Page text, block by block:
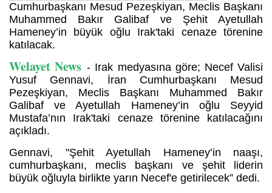
Cumhurbaşkanı Mesud Pezeşkiyan, Meclis Başkanı
Muhammed Bakır Galibaf ve Şehit Ayetullah
Hameney’in büyük oğlu Irak'taki cenaze törenine
katılacak.
Welayet News- Irak medyasına göre; Necef Valisi
Yusuf Gennavi, İran Cumhurbaşkanı Mesud
Pezeşkiyan, Meclis Başkanı Muhammed Bakır
Galibaf ve Ayetullah Hameney’in oğlu Seyyid
Mustafa’nın Irak'taki cenaze törenine katılacağını
açıkladı.
Gennavi, "Şehit Ayetullah Hameney’in naaşı,
cumhurbaşkanı, meclis başkanı ve şehit liderin
büyük oğluyla birlikte yarın Necef'e getirilecek” dedi.